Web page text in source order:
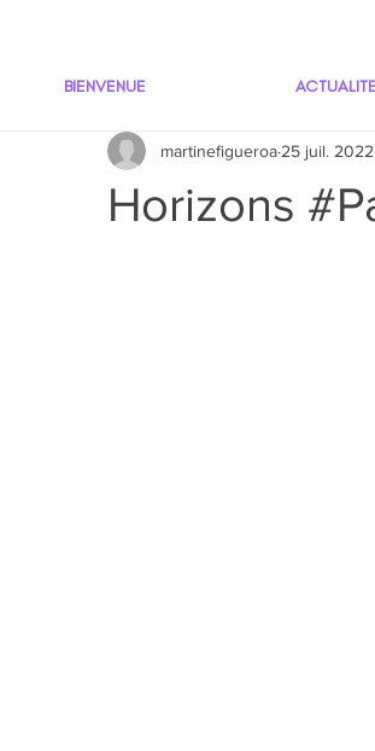
BIENVENUE
Horizons
martinefigueroa 25 juil. 2022